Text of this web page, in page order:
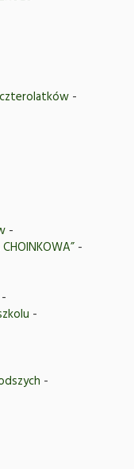
czterolatków -
-
-
-
-
-